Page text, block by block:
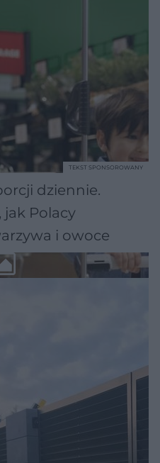
dziennie.
Polacy
i owoce
TEKST SPONSOROWANY